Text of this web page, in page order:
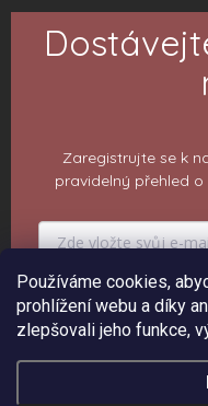
Používáme cookies,
prohlížení webu a díky
zlepšovali jeho funkce,
Zaregistrujte se k
pravidelný přehled